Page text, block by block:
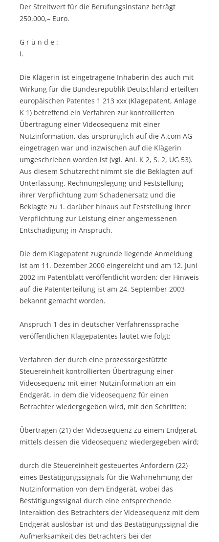
Der Streitwert für die Berufungsinstanz beträgt
250.000,– Euro.
G r ü n d e :
I.
Die Klägerin ist eingetragene Inhaberin des auch mit
Wirkung für die Bundesrepublik Deutschland erteilten
europäischen Patentes 1 213 xxx (Klagepatent, Anlage
K 1) betreffend ein Verfahren zur kontrollierten
Übertragung einer Videosequenz mit einer
Nutzinformation, das ursprünglich auf die A.com AG
eingetragen war und inzwischen auf die Klägerin
umgeschrieben worden ist (vgl. Anl. K 2, S. 2, UG 53).
Aus diesem Schutzrecht nimmt sie die Beklagten auf
Unterlassung, Rechnungslegung und Feststellung
ihrer Verpflichtung zum Schadenersatz und die
Beklagte zu 1. darüber hinaus auf Feststellung ihrer
Verpflichtung zur Leistung einer angemessenen
Entschädigung in Anspruch.
Die dem Klagepatent zugrunde liegende Anmeldung
ist am 11. Dezember 2000 eingereicht und am 12. Juni
2002 im Patentblatt veröffentlicht worden; der Hinweis
auf die Patenterteilung ist am 24. September 2003
bekannt gemacht worden.
Anspruch 1 des in deutscher Verfahrenssprache
veröffentlichen Klagepatentes lautet wie folgt:
Verfahren der durch eine prozessorgestützte
Steuereinheit kontrollierten Übertragung einer
Videosequenz mit einer Nutzinformation an ein
Endgerät, in dem die Videosequenz für einen
Betrachter wiedergegeben wird, mit den Schritten:
Übertragen (21) der Videosequenz zu einem Endgerät,
mittels dessen die Videosequenz wiedergegeben wird;
durch die Steuereinheit gesteuertes Anfordern (22)
eines Bestätigungssignals für die Wahrnehmung der
Nutzinformation von dem Endgerät, wobei das
Bestätigungssignal durch eine entsprechende
Interaktion des Betrachters der Videosequenz mit dem
Endgerät auslösbar ist und das Bestätigungssignal die
Aufmerksamkeit des Betrachters bei der